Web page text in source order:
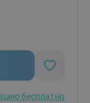
бесплатно